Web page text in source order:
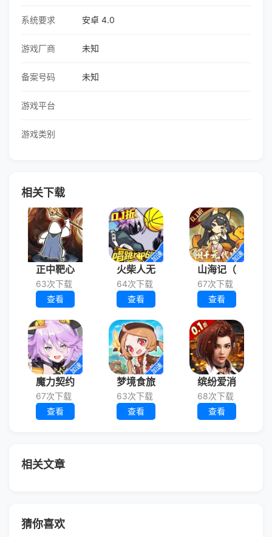
系统要求 安卓 4.0
游戏厂商 未知
备案号码 未知
游戏平台
游戏类别
相关下载
正中靶心
63次下载
查看
火柴人无
64次下载
查看
山海记（
67次下载
查看
魔力契约
67次下载
查看
梦境食旅
63次下载
查看
缤纷爱消
68次下载
查看
相关文章
猜你喜欢